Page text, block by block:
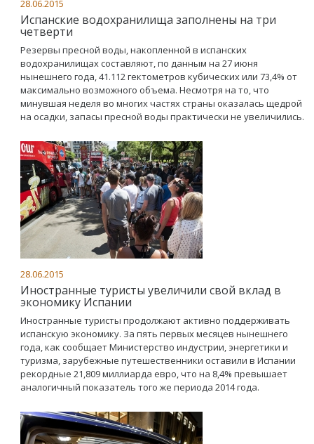
28.06.2015
Испанские водохранилища заполнены на три
четверти
Резервы пресной воды, накопленной в испанских
водохранилищах составляют, по данным на 27 июня
нынешнего года, 41.112 гектометров кубических или 73,4% от
максимально возможного объема. Несмотря на то, что
минувшая неделя во многих частях страны оказалась щедрой
на осадки, запасы пресной воды практически не увеличились.
28.06.2015
Иностранные туристы увеличили свой вклад в
экономику Испании
Иностранные туристы продолжают активно поддерживать
испанскую экономику. За пять первых месяцев нынешнего
года, как сообщает Министерство индустрии, энергетики и
туризма, зарубежные путешественники оставили в Испании
рекордные 21,809 миллиарда евро, что на 8,4% превышает
аналогичный показатель того же периода 2014 года.